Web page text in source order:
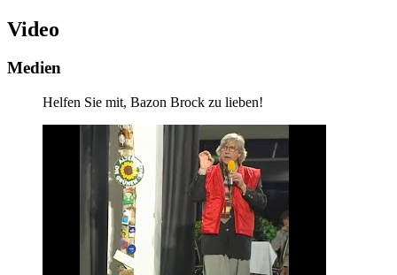
Video
Medien
Helfen Sie mit, Bazon Brock zu lieben!